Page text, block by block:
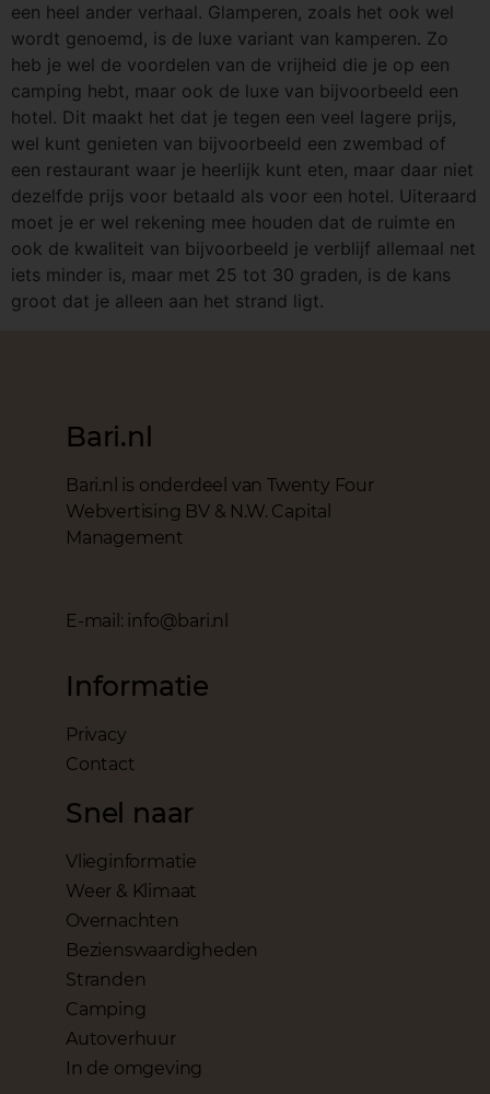
een heel ander verhaal. Glamperen, zoals het ook wel
wordt genoemd, is de luxe variant van kamperen. Zo
heb je wel de voordelen van de vrijheid die je op een
camping hebt, maar ook de luxe van bijvoorbeeld een
hotel. Dit maakt het dat je tegen een veel lagere prijs,
wel kunt genieten van bijvoorbeeld een zwembad of
een restaurant waar je heerlijk kunt eten, maar daar niet
dezelfde prijs voor betaald als voor een hotel. Uiteraard
moet je er wel rekening mee houden dat de ruimte en
ook de kwaliteit van bijvoorbeeld je verblijf allemaal net
iets minder is, maar met 25 tot 30 graden, is de kans
groot dat je alleen aan het strand ligt.
Bari.nl
Bari.nl is onderdeel van Twenty Four
Webvertising BV & N.W. Capital
Management
E-mail: info@bari.nl
Informatie
Privacy
Contact
Snel naar
Vlieginformatie
Weer & Klimaat
Overnachten
Bezienswaardigheden
Stranden
Camping
Autoverhuur
In de omgeving